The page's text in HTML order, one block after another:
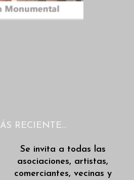
RECIENTE…
Se invita a todas las
asociaciones, artistas,
comerciantes, vecinas y